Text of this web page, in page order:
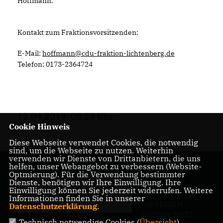
Kontakt zum Fraktionsvorsitzenden:
E-Mail: hoffmann@cdu-fraktion-lichtenberg.de
Telefon: 0173-2364724
12.04.2019, 08:23 Uhr
Cookie Hinweis
Diese Webseite verwendet Cookies, die notwendig
sind, um die Webseite zu nutzen. Weiterhin
verwenden wir Dienste von Drittanbietern, die uns
helfen, unser Webangebot zu verbessern (Website-
Optmierung). Für die Verwendung bestimmter
Dienste, benötigen wir Ihre Einwilligung. Ihre
Einwilligung können Sie jederzeit widerrufen. Weitere
Informationen finden Sie in unserer
Datenschutzerklärung.